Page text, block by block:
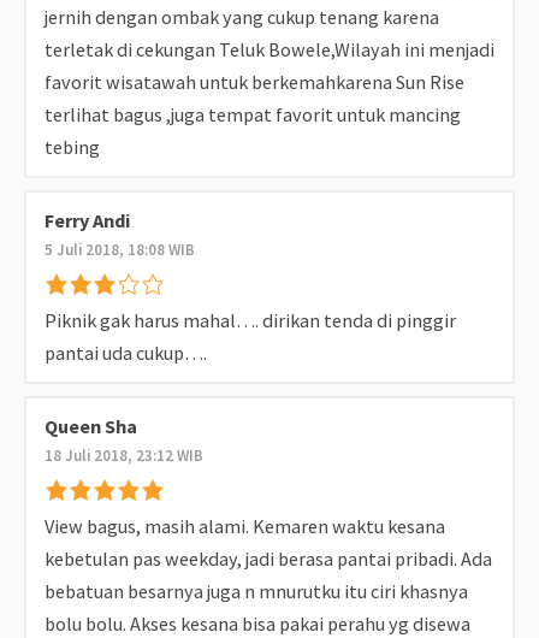
jernih dengan ombak yang cukup tenang karena
terletak di cekungan Teluk Bowele,Wilayah ini menjadi
favorit wisatawah untuk berkemahkarena Sun Rise
terlihat bagus ,juga tempat favorit untuk mancing
tebing
Ferry Andi
5 Juli 2018, 18:08 WIB
Piknik gak harus mahal…. dirikan tenda di pinggir
pantai uda cukup….
Queen Sha
18 Juli 2018, 23:12 WIB
View bagus, masih alami. Kemaren waktu kesana
kebetulan pas weekday, jadi berasa pantai pribadi. Ada
bebatuan besarnya juga n mnurutku itu ciri khasnya
bolu bolu. Akses kesana bisa pakai perahu yg disewa